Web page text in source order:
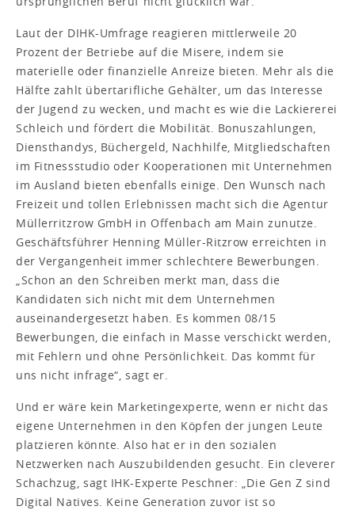
Laut der DIHK-Umfrage reagieren mittlerweile 20
Prozent der Betriebe auf die Misere, indem sie
materielle oder finanzielle Anreize bieten. Mehr als die
Hälfte zahlt übertarifliche Gehälter, um das Interesse
der Jugend zu wecken, und macht es wie die Lackiererei
Schleich und fördert die Mobilität. Bonuszahlungen,
Diensthandys, Büchergeld, Nachhilfe, Mitgliedschaften
im Fitnessstudio oder Kooperationen mit Unternehmen
im Ausland bieten ebenfalls einige. Den Wunsch nach
Freizeit und tollen Erlebnissen macht sich die Agentur
Müllerritzrow GmbH in Offenbach am Main zunutze.
Geschäftsführer Henning Müller-Ritzrow erreichten in
der Vergangenheit immer schlechtere Bewerbungen.
„Schon an den Schreiben merkt man, dass die
Kandidaten sich nicht mit dem Unternehmen
auseinandergesetzt haben. Es kommen 08/15
Bewerbungen, die einfach in Masse verschickt werden,
mit Fehlern und ohne Persönlichkeit. Das kommt für
uns nicht infrage“, sagt er.
Und er wäre kein Marketingexperte, wenn er nicht das
eigene Unternehmen in den Köpfen der jungen Leute
platzieren könnte. Also hat er in den sozialen
Netzwerken nach Auszubildenden gesucht. Ein cleverer
Schachzug, sagt IHK-Experte Peschner: „Die Gen Z sind
Digital Natives. Keine Generation zuvor ist so